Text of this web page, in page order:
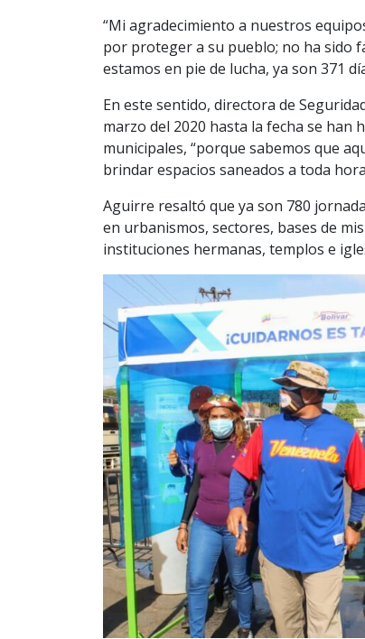
“Mi agradecimiento a nuestros
por proteger a su pueblo; no ha sido
estamos en pie de lucha, ya son 371
En este sentido, directora de
marzo del 2020 hasta la fecha se han
municipales, “porque sabemos que
brindar espacios saneados a toda
Aguirre resaltó que ya son 780
en urbanismos, sectores, bases de
instituciones hermanas, templos e